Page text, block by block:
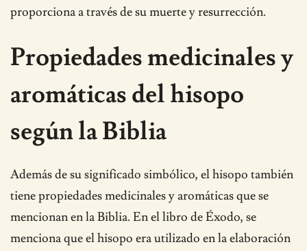
proporciona a través de su muerte y resurrección.
Propiedades medicinales y
aromáticas del hisopo
según la Biblia
Además de su significado simbólico, el hisopo también
tiene propiedades medicinales y aromáticas que se
mencionan en la Biblia. En el libro de Éxodo, se
menciona que el hisopo era utilizado en la elaboración